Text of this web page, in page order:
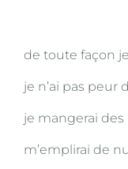
de toute façon
je n’ai pas peur
je mangerai
m’emplirai de